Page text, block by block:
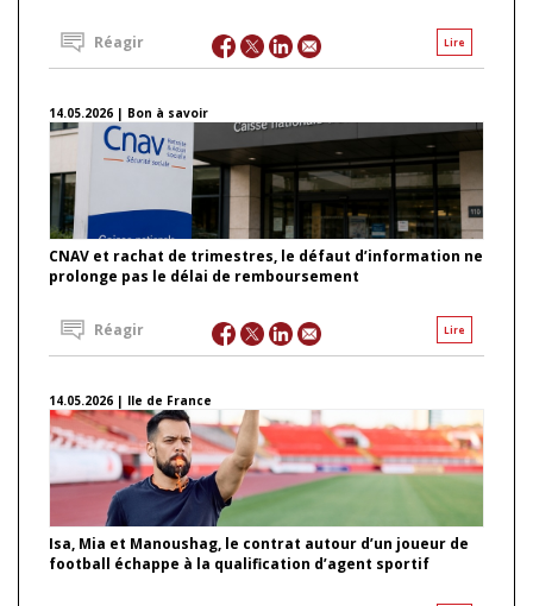
Lire
Réagir
14.05.2026 | Bon à savoir
CNAV et rachat de trimestres, le défaut d’information ne
prolonge pas le délai de remboursement
Lire
Réagir
14.05.2026 | Ile de France
Isa, Mia et Manoushag, le contrat autour d’un joueur de
football échappe à la qualification d’agent sportif